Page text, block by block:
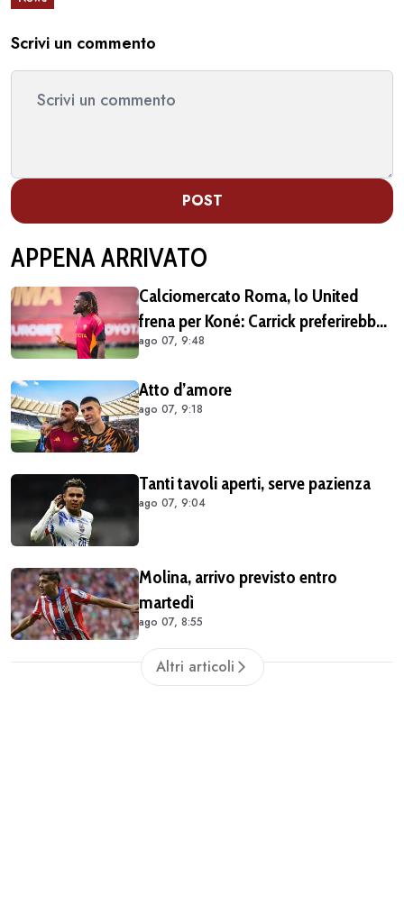
Scrivi un commento
POST
APPENA ARRIVATO
Calciomercato Roma, lo United
frena per Koné: Carrick preferirebbe
altri profili
ago 07, 9:48
Atto d’amore
ago 07, 9:18
Tanti tavoli aperti, serve pazienza
ago 07, 9:04
Molina, arrivo previsto entro
martedì
ago 07, 8:55
Altri articoli